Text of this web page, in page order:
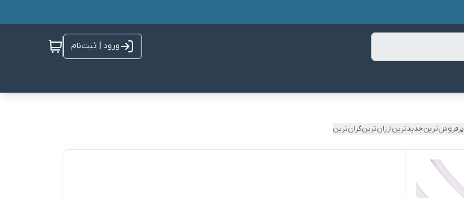
ورود | ثبت‌نام
پرفروش‌ترینجدیدترینارزان‌ترینگران‌ترین